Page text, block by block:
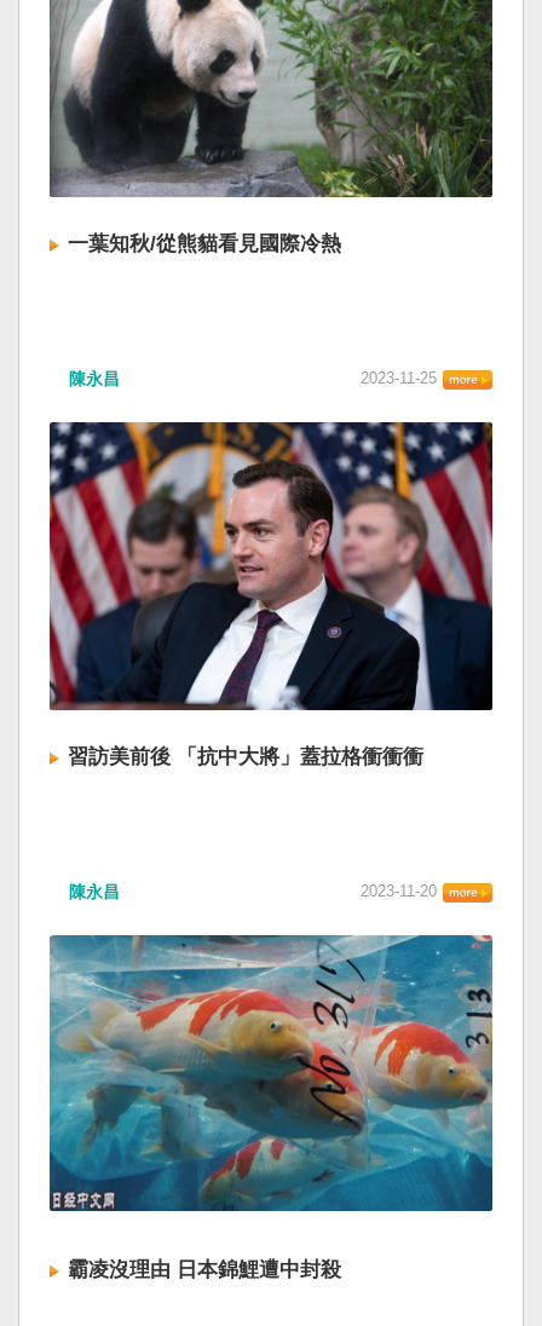
一葉知秋/從熊貓看見國際冷熱
陳永昌 2023-11-25
習訪美前後 「抗中大將」蓋拉格衝衝衝
陳永昌 2023-11-20
霸凌沒理由 日本錦鯉遭中封殺